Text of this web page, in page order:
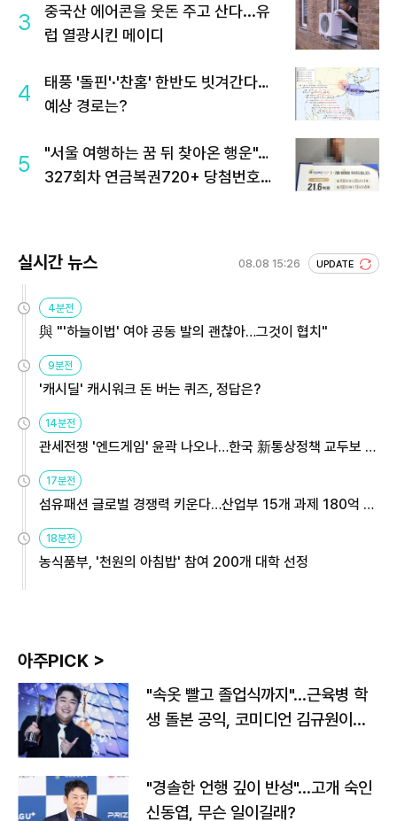
3
중국산 에어콘을 웃돈 주고 산다...유
럽 열광시킨 메이디
4
태풍 '돌핀'·'찬홈' 한반도 빗겨간다…
예상 경로는?
5
"서울 여행하는 꿈 뒤 찾아온 행운"…
327회차 연금복권720+ 당첨번호조
실시간 뉴스 08.08 15:26 UPDATE
4분전
與 "'하늘이법' 여야 공동 발의 괜찮아…그것이 협치"
9분전
'캐시딜' 캐시워크 돈 버는 퀴즈, 정답은?
14분전
관세전쟁 '엔드게임' 윤곽 나오나…한국 新통상정책 교두보 활
17분전
섬유패션 글로벌 경쟁력 키운다…산업부 15개 과제 180억 지
18분전
농식품부, '천원의 아침밥' 참여 200개 대학 선정
아주PICK >
"속옷 빨고 졸업식까지"…근육병 학
생 돌본 공익, 코미디언 김규원이었
"경솔한 언행 깊이 반성"…고개 숙인
신동엽, 무슨 일이길래?